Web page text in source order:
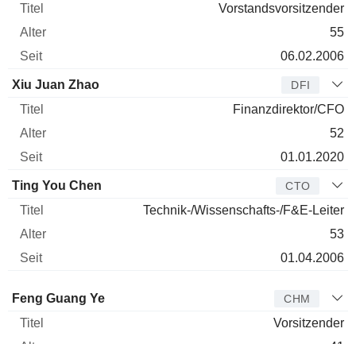
Vorstandsvorsitzender
55
06.02.2006
Xiu Juan Zhao DFI
Finanzdirektor/CFO
52
01.01.2020
Ting You Chen CTO
Technik-/Wissenschafts-/F&E-Leiter
53
01.04.2006
Verwaltungsratsmitglied
Feng Guang Ye CHM
Vorsitzender